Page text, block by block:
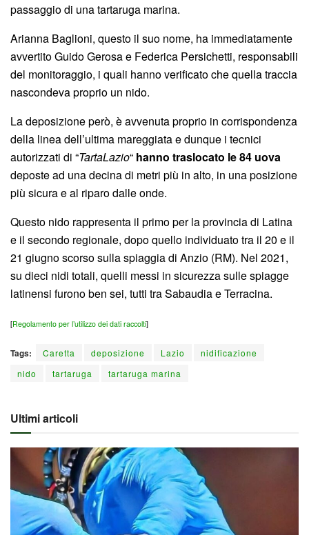
passaggio di una tartaruga marina.
Arianna Baglioni, questo il suo nome, ha immediatamente
avvertito Guido Gerosa e Federica Persichetti, responsabili
del monitoraggio, i quali hanno verificato che quella traccia
nascondeva proprio un nido.
La deposizione però, è avvenuta proprio in corrispondenza
della linea dell’ultima mareggiata e dunque i tecnici
autorizzati di “TartaLazio“ hanno traslocato le 84 uova
deposte ad una decina di metri più in alto, in una posizione
più sicura e al riparo dalle onde.
Questo nido rappresenta il primo per la provincia di Latina
e il secondo regionale, dopo quello individuato tra il 20 e il
21 giugno scorso sulla spiaggia di Anzio (RM). Nel 2021,
su dieci nidi totali, quelli messi in sicurezza sulle spiagge
latinensi furono ben sei, tutti tra Sabaudia e Terracina.
[Regolamento per l’utilizzo dei dati raccolti]
Tags: Caretta deposizione Lazio
nidificazione
nido
tartaruga tartaruga marina
Ultimi articoli